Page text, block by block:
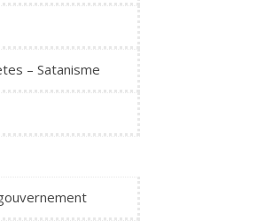
– Satanisme